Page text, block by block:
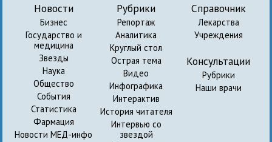
Новости
Бизнес
Государство и
медицина
Звезды
Наука
Общество
События
Статистика
Фармация
Новости МЕД-инфо
Рубрики
Репортаж
Аналитика
Круглый стол
Острая тема
Видео
Инфографика
Интерактив
История читателя
Интервью со
звездой
Справочник
Лекарства
Учреждения
Консультации
Рубрики
Наши врачи